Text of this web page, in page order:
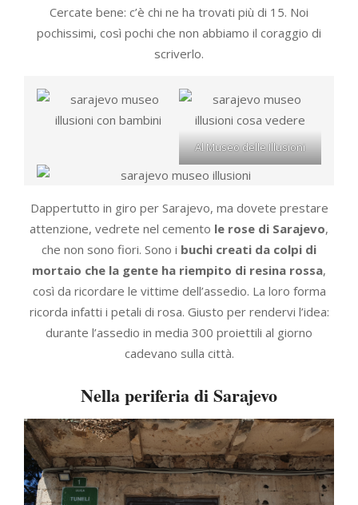
Cercate bene: c’è chi ne ha trovati più di 15. Noi
pochissimi, così pochi che non abbiamo il coraggio di
scriverlo.
Al Museo delle Illusioni
Dappertutto in giro per Sarajevo, ma dovete prestare
attenzione, vedrete nel cemento le rose di Sarajevo,
che non sono fiori. Sono i buchi creati da colpi di
mortaio che la gente ha riempito di resina rossa,
così da ricordare le vittime dell’assedio. La loro forma
ricorda infatti i petali di rosa. Giusto per rendervi l’idea:
durante l’assedio in media 300 proiettili al giorno
cadevano sulla città.
Nella periferia di Sarajevo